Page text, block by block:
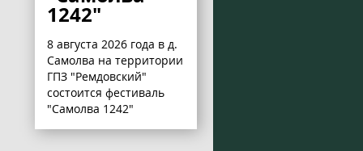
1242"
8 августа 2026 года в д.
Самолва на территории
ГПЗ "Ремдовский"
состоится фестиваль
"Самолва 1242"